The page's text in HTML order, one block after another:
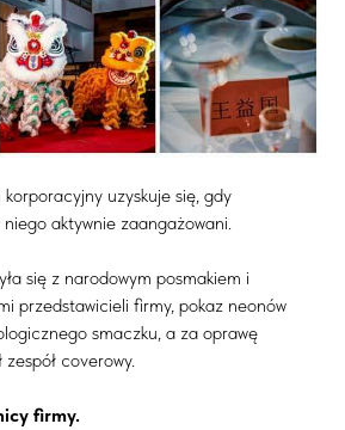
uzyskuje się, gdy
aktywnie zaangażowani.
się z narodowym posmakiem i
przedstawicieli firmy, pokaz neonów
smaczku, a za oprawę
coverowy.
firmy.